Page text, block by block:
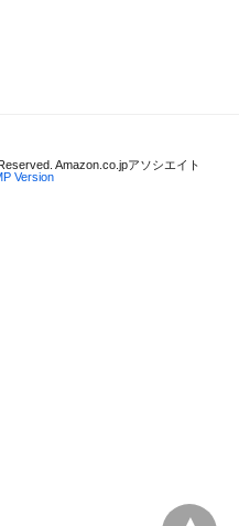
Amazon.co.jpアソシエイト
Version